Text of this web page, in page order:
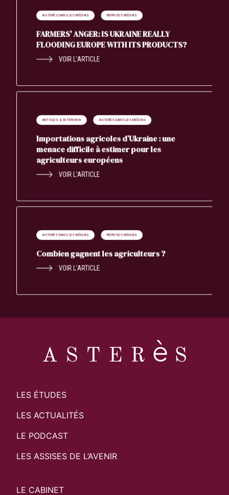
ASTERÈS DANS LES MÉDIAS REPRISES MÉDIAS
FARMERS' ANGER: IS UKRAINE REALLY
FLOODING EUROPE WITH ITS PRODUCTS?
VOIR L’ARTICLE
ARTICLES & INTERVIEW ASTERÈS DANS LES MÉDIAS
Importations agricoles d’Ukraine : une
menace difficile à estimer pour les
agriculteurs européens
VOIR L’ARTICLE
ASTERÈS DANS LES MÉDIAS REPRISES MÉDIAS
Combien gagnent les agriculteurs ?
VOIR L’ARTICLE
LES ÉTUDES
LES ACTUALITÉS
LE PODCAST
LES ASSISES DE L’AVENIR
LE CABINET